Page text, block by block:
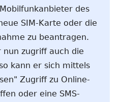
des
SIM-Karte oder die
zu beantragen.
zugriff auch die
kann er sich mittels
Zugriff zu Online-
oder eine SMS-